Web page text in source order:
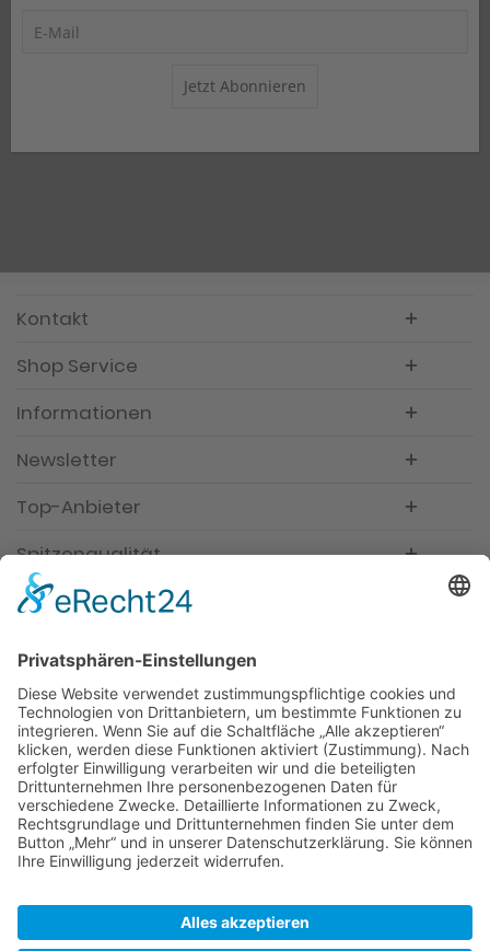
Jetzt Abonnieren
Kontakt
Shop Service
Informationen
Newsletter
Top-Anbieter
Spitzenqualität
Kompetente Beratung
Partner
* Alle Preise inkl. gesetzl. Mehrwertsteuer, inkl.
Versandkosten
FAQ Händler Login
Hilfe / Unterstützung
Newsletter
Warum WACCEX?
Kundeninformationen